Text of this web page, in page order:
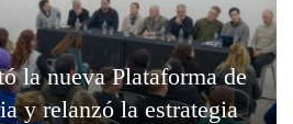
la nueva Plataforma de
y relanzó la estrategia